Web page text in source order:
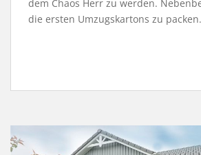
dem Chaos Herr zu werden.
die ersten Umzugskartons zu packen.